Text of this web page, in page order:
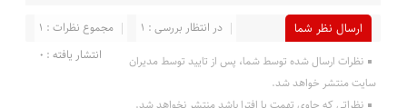
ارسال نظر شما مجموع نظرات : 1
در انتظار بررسی : 1
انتشار یافته : 0
نظرات ارسال شده توسط شما، پس از تایید توسط مدیران
سایت منتشر خواهد شد.